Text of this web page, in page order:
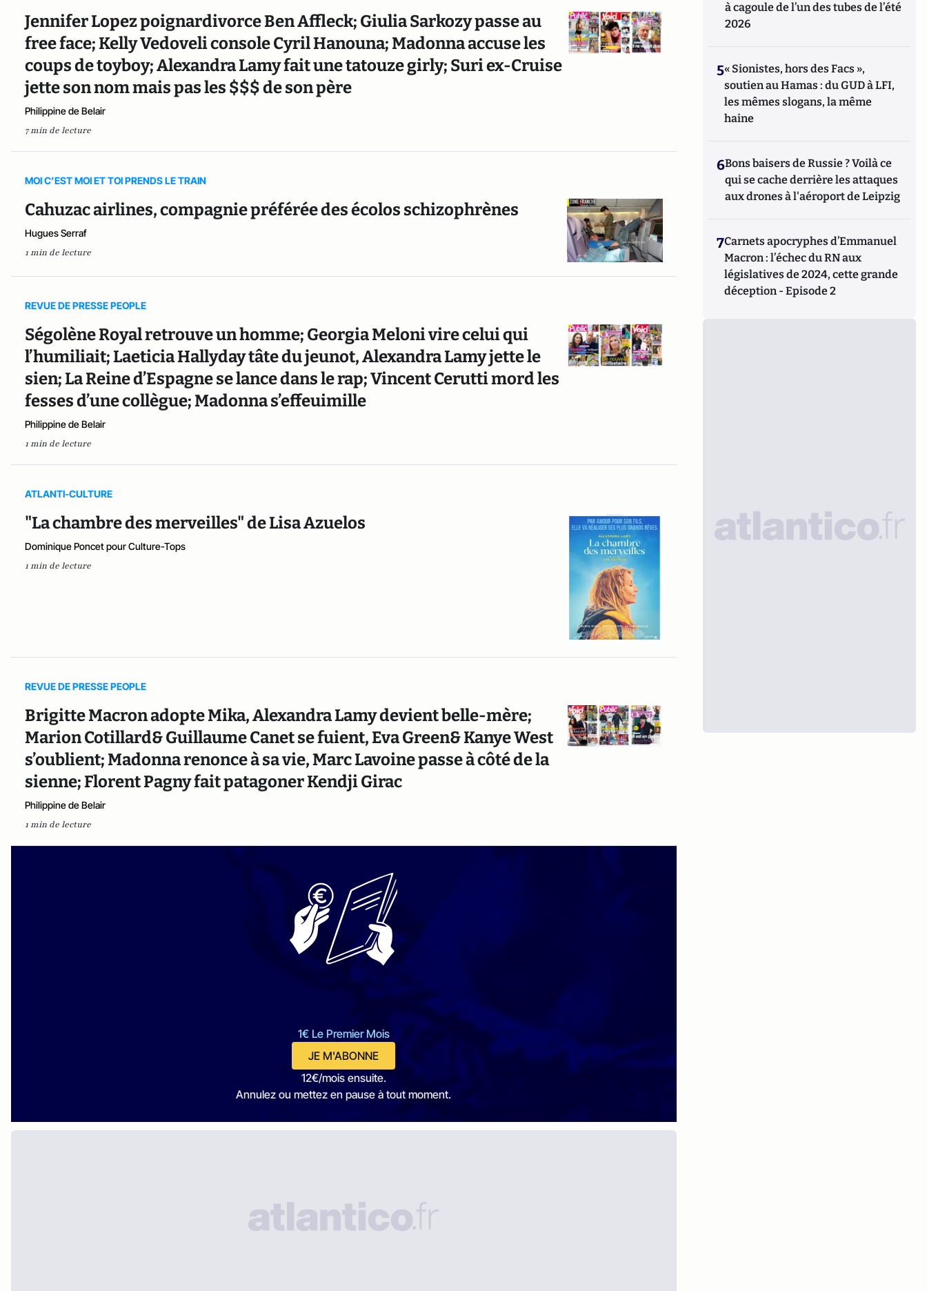
Jennifer Lopez poignardivorce Ben Affleck; Giulia Sarkozy passe au
free face; Kelly Vedoveli console Cyril Hanouna; Madonna accuse les
coups de toyboy; Alexandra Lamy fait une tatouze girly; Suri ex-Cruise
jette son nom mais pas les $$$ de son père
Philippine de Belair
7 min de lecture
MOI C’EST MOI ET TOI PRENDS LE TRAIN
Cahuzac airlines, compagnie préférée des écolos schizophrènes
Hugues Serraf
1 min de lecture
REVUE DE PRESSE PEOPLE
Ségolène Royal retrouve un homme; Georgia Meloni vire celui qui
l’humiliait; Laeticia Hallyday tâte du jeunot, Alexandra Lamy jette le
sien; La Reine d’Espagne se lance dans le rap; Vincent Cerutti mord les
fesses d’une collègue; Madonna s’effeuimille
Philippine de Belair
1 min de lecture
ATLANTI-CULTURE
"La chambre des merveilles" de Lisa Azuelos
Dominique Poncet pour Culture-Tops
1 min de lecture
REVUE DE PRESSE PEOPLE
Brigitte Macron adopte Mika, Alexandra Lamy devient belle-mère;
Marion Cotillard& Guillaume Canet se fuient, Eva Green& Kanye West
s’oublient; Madonna renonce à sa vie, Marc Lavoine passe à côté de la
sienne; Florent Pagny fait patagoner Kendji Girac
Philippine de Belair
1 min de lecture
1€ Le Premier Mois
JE M'ABONNE
12€/mois ensuite.
Annulez ou mettez en pause à tout moment.
à cagoule de l’un des tubes de l’été
2026
5« Sionistes, hors des Facs »,
soutien au Hamas : du GUD à LFI,
les mêmes slogans, la même
haine
6Bons baisers de Russie ? Voilà ce
qui se cache derrière les attaques
aux drones à l'aéroport de Leipzig
7Carnets apocryphes d’Emmanuel
Macron : l’échec du RN aux
législatives de 2024, cette grande
déception - Episode 2